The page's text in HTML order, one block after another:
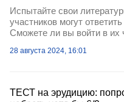
Испытайте свои
участников могут
Сможете ли вы войти в их
28 августа 2024, 16:01
ТЕСТ на эрудицию: